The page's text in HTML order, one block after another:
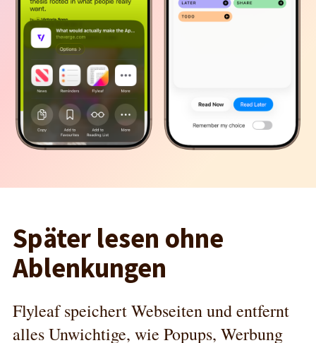
Später lesen ohne
Ablenkungen
Flyleaf speichert Webseiten und entfernt
alles Unwichtige, wie Popups, Werbung